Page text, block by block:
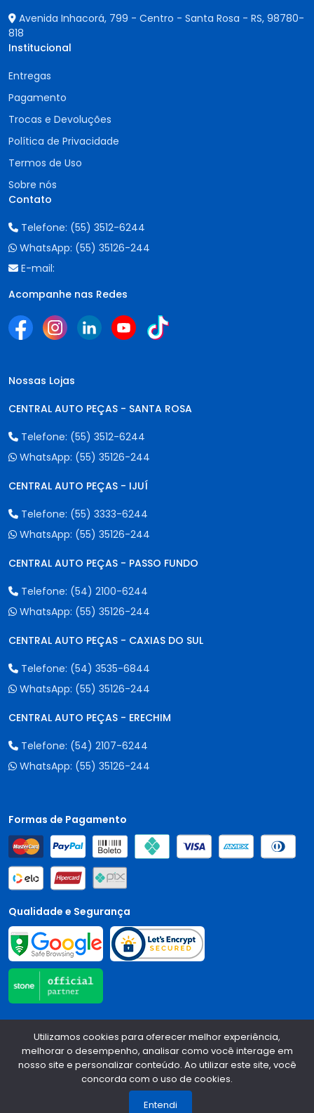
Avenida Inhacorá, 799 - Centro - Santa Rosa - RS, 98780-
818
Institucional
Entregas
Pagamento
Trocas e Devoluções
Política de Privacidade
Termos de Uso
Sobre nós
Contato
Telefone: (55) 3512-6244
WhatsApp: (55) 35126-244
E-mail:
Acompanhe nas Redes
Nossas Lojas
CENTRAL AUTO PEÇAS - SANTA ROSA
Telefone: (55) 3512-6244
WhatsApp: (55) 35126-244
CENTRAL AUTO PEÇAS - IJUÍ
Telefone: (55) 3333-6244
WhatsApp: (55) 35126-244
CENTRAL AUTO PEÇAS - PASSO FUNDO
Telefone: (54) 2100-6244
WhatsApp: (55) 35126-244
CENTRAL AUTO PEÇAS - CAXIAS DO SUL
Telefone: (54) 3535-6844
WhatsApp: (55) 35126-244
CENTRAL AUTO PEÇAS - ERECHIM
Telefone: (54) 2107-6244
WhatsApp: (55) 35126-244
Formas de Pagamento
Qualidade e Segurança
Central Auto Peças - CNPJ: 90.196.999/0001-89
Todos os
direitos reservados.2026
Desenvolvido Por:
Utilizamos cookies para oferecer melhor experiência,
melhorar o desempenho, analisar como você interage em
nosso site e personalizar conteúdo. Ao utilizar este site, você
concorda com o uso de cookies.
Entendi